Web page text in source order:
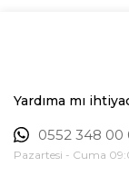
Yardıma mı
0552 348 00
Pazartesi - Cuma